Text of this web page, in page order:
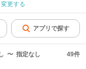
変更する
アプリで探す
〜 指定なし 49件